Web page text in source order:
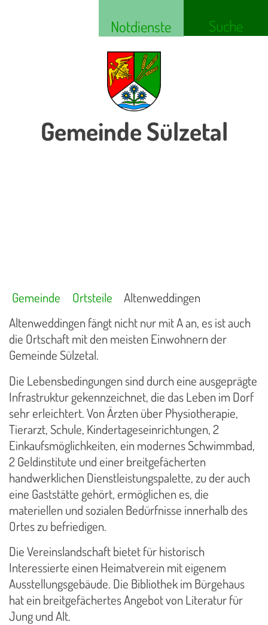
Notdienste Suche
Gemeinde Sülzetal
Gemeinde Ortsteile
Altenweddingen
Altenweddingen fängt nicht nur mit A an, es ist auch
die Ortschaft mit den meisten Einwohnern der
Gemeinde Sülzetal.
Die Lebensbedingungen sind durch eine ausgeprägte
Infrastruktur gekennzeichnet, die das Leben im Dorf
sehr erleichtert. Von Ärzten über Physiotherapie,
Tierarzt, Schule, Kindertageseinrichtungen, 2
Einkaufsmöglichkeiten, ein modernes Schwimmbad,
2 Geldinstitute und einer breitgefächerten
handwerklichen Dienstleistungspalette, zu der auch
eine Gaststätte gehört, ermöglichen es, die
materiellen und sozialen Bedürfnisse innerhalb des
Ortes zu befriedigen.
Die Vereinslandschaft bietet für historisch
Interessierte einen Heimatverein mit eigenem
Ausstellungsgebäude. Die Bibliothek im Bürgehaus
hat ein breitgefächertes Angebot von Literatur für
Jung und Alt.